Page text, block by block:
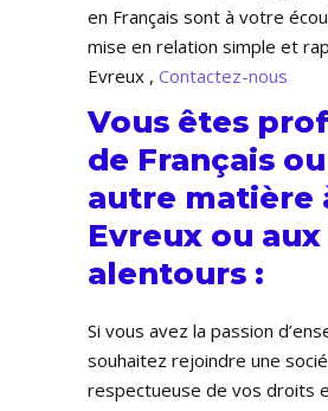
en Français sont à votre
mise en relation simple et
Evreux , Contactez-nous
Vous êtes
de Français
autre matière
Evreux ou aux
alentours :
Si vous avez la passion
souhaitez rejoindre une
respectueuse de vos droits